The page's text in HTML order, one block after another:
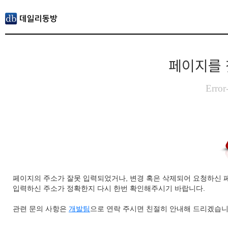
페이지를
페이지의 주소가 잘못 입력되었거나, 변경 혹은 삭제되어 요청하신
입력하신 주소가 정확한지 다시 한번 확인해주시기 바랍니다.
관련 문의 사항은 개발팀 으로 연락 주시면 친절히 안내해 드리겠습